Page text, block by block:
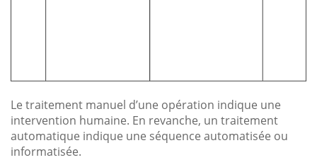
Le traitement manuel d’une opération indique une
intervention humaine. En revanche, un traitement
automatique indique une séquence automatisée ou
informatisée.